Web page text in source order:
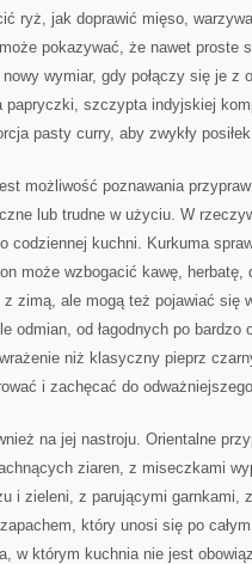
ryż, jak doprawić mięso,
pokazywać, że nawet proste
wymiar, gdy połączy się je z
papryczki, szczypta indyjskiej
pasty curry, aby zwykły
możliwość poznawania
lub trudne w użyciu. W
codziennej kuchni. Kurkuma
może wzbogacić kawę, herbatę,
zimą, ale mogą też pojawiać się
odmian, od łagodnych po bardzo
niż klasyczny pieprz
i zachęcać do
na jej nastroju. Orientalne
ziaren, z miseczkami
i zieleni, z parującymi garnkami,
który unosi się po
w którym kuchnia nie jest